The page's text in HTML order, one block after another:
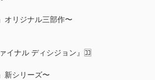
オリジナル三部作〜
イナル ディシジョン』🈁
新シリーズ〜